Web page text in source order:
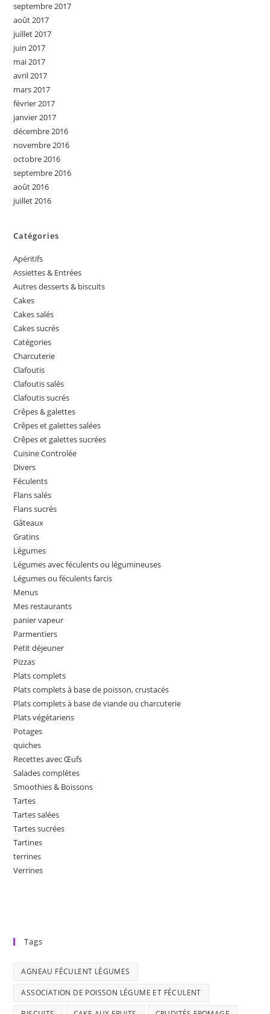
septembre 2017
août 2017
juillet 2017
juin 2017
mai 2017
avril 2017
mars 2017
février 2017
janvier 2017
décembre 2016
novembre 2016
octobre 2016
septembre 2016
août 2016
juillet 2016
Catégories
Apéritifs
Assiettes & Entrées
Autres desserts & biscuits
Cakes
Cakes salés
Cakes sucrés
Catégories
Charcuterie
Clafoutis
Clafoutis salés
Clafoutis sucrés
Crêpes & galettes
Crêpes et galettes salées
Crêpes et galettes sucrées
Cuisine Controlée
Divers
Féculents
Flans salés
Flans sucrés
Gâteaux
Gratins
Légumes
Légumes avec féculents ou légumineuses
Légumes ou féculents farcis
Menus
Mes restaurants
panier vapeur
Parmentiers
Petit déjeuner
Pizzas
Plats complets
Plats complets à base de poisson, crustacés
Plats complets à base de viande ou charcuterie
Plats végétariens
Potages
quiches
Recettes avec Œufs
Salades complétes
Smoothies & Boissons
Tartes
Tartes salées
Tartes sucrées
Tartines
terrines
Verrines
Tags
AGNEAU FÉCULENT LÉGUMES
ASSOCIATION DE POISSON LÉGUME ET FÉCULENT